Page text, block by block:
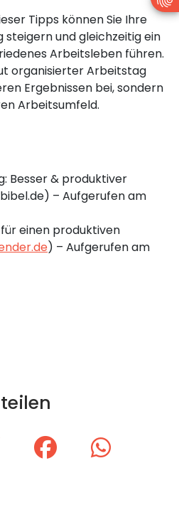
Tipps können Sie Ihre
und gleichzeitig ein
Arbeitsleben führen.
organisierter Arbeitstag
Ergebnissen bei, sondern
Arbeitsumfeld.
Besser & produktiver
– Aufgerufen am
einen produktiven
) – Aufgerufen am